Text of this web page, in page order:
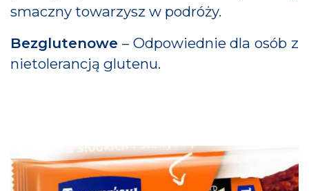
smaczny towarzysz w podróży.
Bezglutenowe – Odpowiednie dla osób z
nietolerancją glutenu.